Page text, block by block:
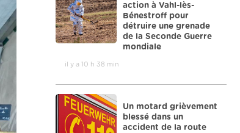
action à Vahl-lès-
Bénestroff pour
détruire une grenade
de la Seconde Guerre
mondiale
il y a 10 h 38 min
Un motard grièvement
blessé dans un
accident de la route